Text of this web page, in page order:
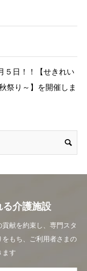
５日！！【せきれい
祭り～】を開催しま
介護施設
献を約束し、専門スタ
もち、ご利用者さまの
ます